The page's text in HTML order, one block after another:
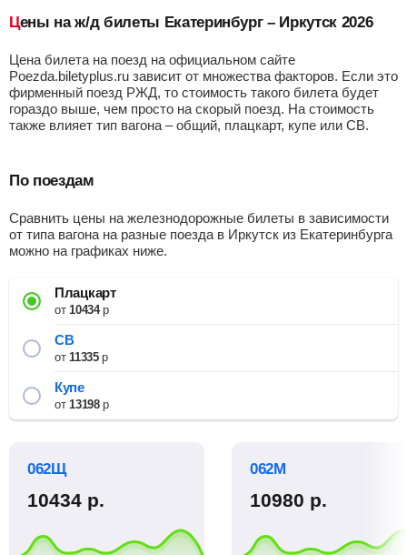
Цены на ж/д билеты Екатеринбург – Иркутск 2026
Цена билета на поезд на официальном сайте
Poezda.biletyplus.ru зависит от множества факторов. Если это
фирменный поезд РЖД, то стоимость такого билета будет
гораздо выше, чем просто на скорый поезд. На стоимость
также влияет тип вагона – общий, плацкарт, купе или СВ.
По поездам
Сравнить цены на железнодорожные билеты в зависимости
от типа вагона на разные поезда в Иркутск из Екатеринбурга
можно на графиках ниже.
Плацкарт
от10434р
СВ
от11335р
Купе
от13198р
062Щ
10434 р.
062М
10980 р.